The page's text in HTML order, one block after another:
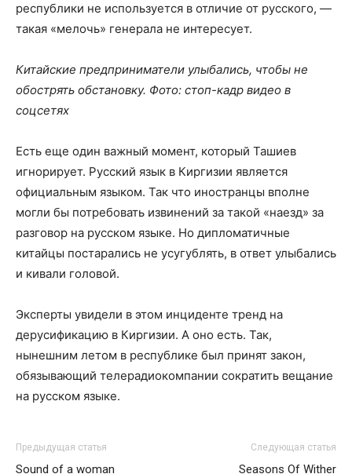
республики не используется в отличие от русского, —
такая «мелочь» генерала не интересует.
Китайские предприниматели улыбались, чтобы не
обострять обстановку. Фото: стоп-кадр видео в
соцсетях
Есть еще один важный момент, который Ташиев
игнорирует. Русский язык в Киргизии является
официальным языком. Так что иностранцы вполне
могли бы потребовать извинений за такой «наезд» за
разговор на русском языке. Но дипломатичные
китайцы постарались не усугублять, в ответ улыбались
и кивали головой.
Эксперты увидели в этом инциденте тренд на
дерусификацию в Киргизии. А оно есть. Так,
нынешним летом в республике был принят закон,
обязывающий телерадиокомпании сократить вещание
на русском языке.
Предыдущая статья
Sound of a woman
Следующая статья
Seasons Of Wither